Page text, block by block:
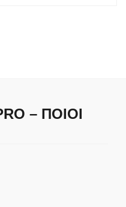
– ΠΟΙΟΙ